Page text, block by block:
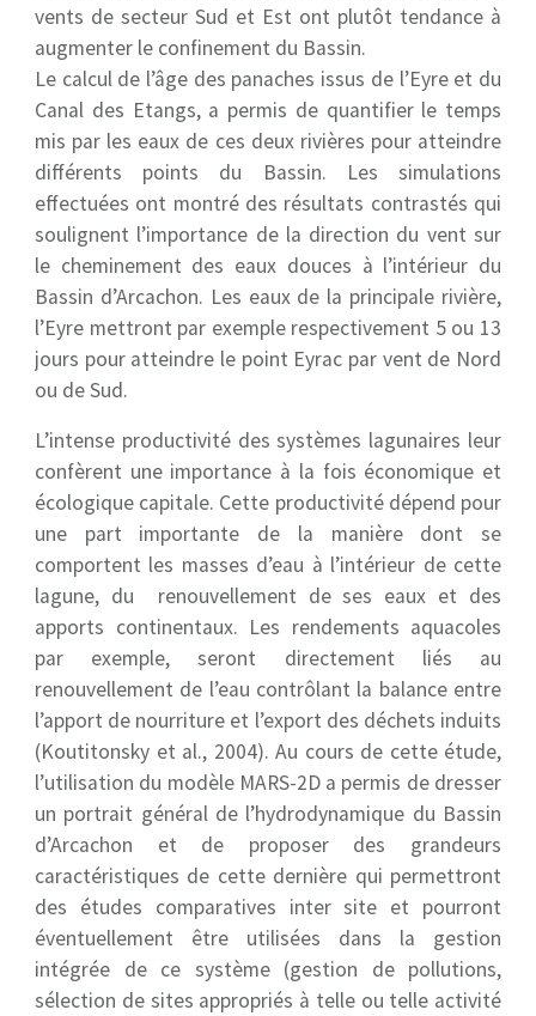
vents de secteur Sud et Est ont plutôt tendance à
augmenter le confinement du Bassin.
Le calcul de l’âge des panaches issus de l’Eyre et du
Canal des Etangs, a permis de quantifier le temps
mis par les eaux de ces deux rivières pour atteindre
différents points du Bassin. Les simulations
effectuées ont montré des résultats contrastés qui
soulignent l’importance de la direction du vent sur
le cheminement des eaux douces à l’intérieur du
Bassin d’Arcachon. Les eaux de la principale rivière,
l’Eyre mettront par exemple respectivement 5 ou 13
jours pour atteindre le point Eyrac par vent de Nord
ou de Sud.
L’intense productivité des systèmes lagunaires leur
confèrent une importance à la fois économique et
écologique capitale. Cette productivité dépend pour
une part importante de la manière dont se
comportent les masses d’eau à l’intérieur de cette
lagune, du renouvellement de ses eaux et des
apports continentaux. Les rendements aquacoles
par exemple, seront directement liés au
renouvellement de l’eau contrôlant la balance entre
l’apport de nourriture et l’export des déchets induits
(Koutitonsky et al., 2004). Au cours de cette étude,
l’utilisation du modèle MARS-2D a permis de dresser
un portrait général de l’hydrodynamique du Bassin
d’Arcachon et de proposer des grandeurs
caractéristiques de cette dernière qui permettront
des études comparatives inter site et pourront
éventuellement être utilisées dans la gestion
intégrée de ce système (gestion de pollutions,
sélection de sites appropriés à telle ou telle activité